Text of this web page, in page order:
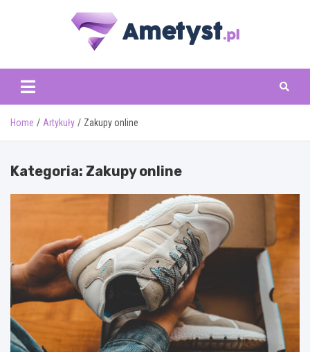
www.ametyst.pl
Home Artykuły Zakupy online
Kategoria: Zakupy online